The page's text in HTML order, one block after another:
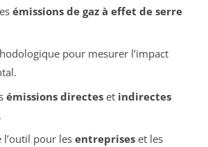
émissions de gaz à effet de serre
pour mesurer l’impact
émissions directeset indirectes
pour les entrepriseset les